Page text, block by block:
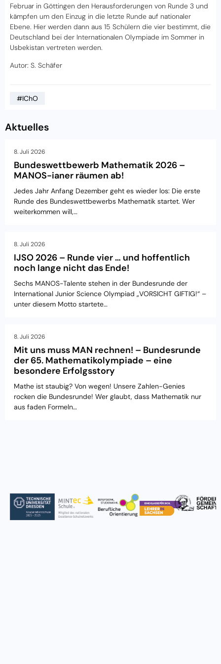
Februar in Göttingen den Herausforderungen von Runde 3 und
kämpfen um den Einzug in die letzte Runde auf nationaler
Ebene. Hier werden dann aus 15 Schülern die vier bestimmt, die
Deutschland bei der Internationalen Olympiade im Sommer in
Usbekistan vertreten werden.
Autor: S. Schäfer
#IChO
Aktuelles
8. Juli 2026
Bundeswettbewerb Mathematik 2026 –
MANOS-ianer räumen ab!
Jedes Jahr Anfang Dezember geht es wieder los: Die erste
Runde des Bundeswettbewerbs Mathematik startet. Wer
weiterkommen will,…
8. Juli 2026
IJSO 2026 – Runde vier … und hoffentlich
noch lange nicht das Ende!
Sechs MANOS-Talente stehen in der Bundesrunde der
International Junior Science Olympiad „VORSICHT GIFTIG!“ –
unter diesem Motto startete…
8. Juli 2026
Mit uns muss MAN rechnen! – Bundesrunde
der 65. Mathematikolympiade – eine
besondere Erfolgsstory
Mathe ist staubig? Von wegen! Unsere Zahlen-Genies
rocken die Bundesrunde! Wer glaubt, dass Mathematik nur
aus faden Formeln…